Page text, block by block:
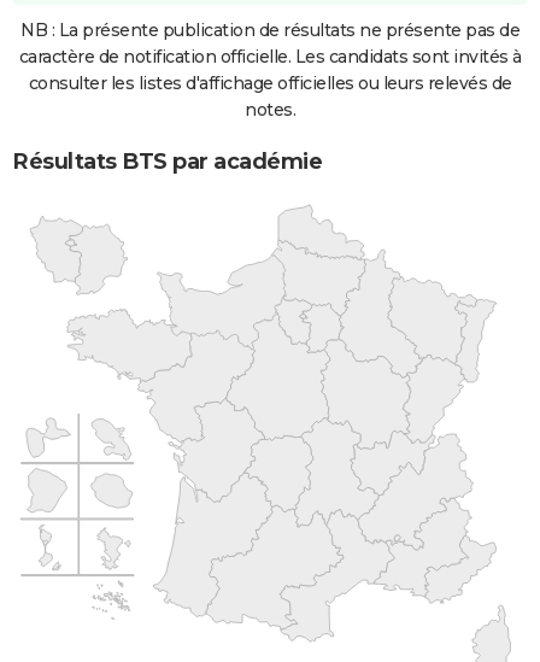
NB : La présente publication de résultats ne présente pas de
caractère de notification officielle. Les candidats sont invités à
consulter les listes d'affichage officielles ou leurs relevés de
notes.
Résultats BTS par académie